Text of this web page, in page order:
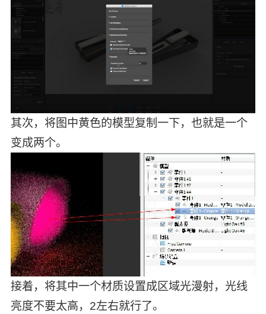
其次，将图中黄色的模型复制一下，也就是一个
变成两个。
接着，将其中一个材质设置成区域光漫射，光线
亮度不要太高，2左右就行了。